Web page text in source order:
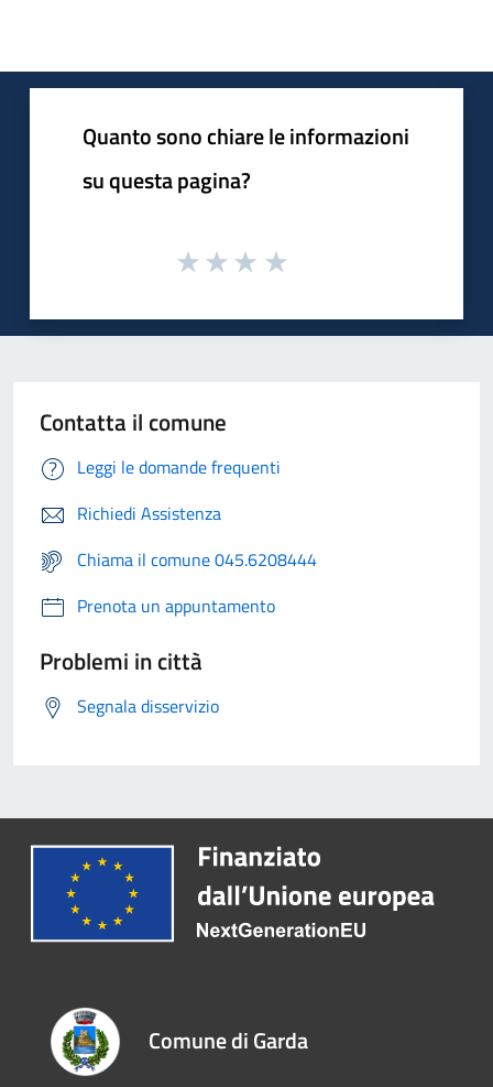
Quanto sono chiare le informazioni
su questa pagina?
Contatta il comune
Leggi le domande frequenti
Richiedi Assistenza
Chiama il comune 045.6208444
Prenota un appuntamento
Problemi in città
Segnala disservizio
Comune di Garda